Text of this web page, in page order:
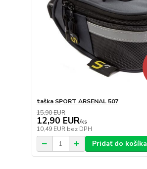
taška SPORT ARSENAL 507
15,90 EUR
12,90 EUR/ks
10,49 EUR bez DPH
Pridať do košíka